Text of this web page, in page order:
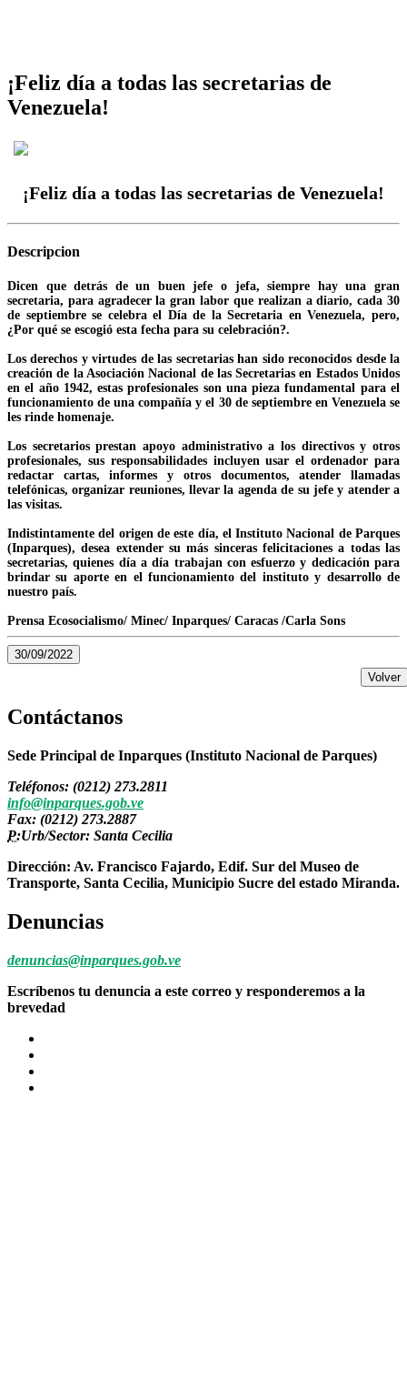
¡Feliz día a todas las secretarias de
Venezuela!
¡Feliz día a todas las secretarias de Venezuela!
Descripcion
Dicen que detrás de un buen jefe o jefa, siempre hay una gran
secretaria, para agradecer la gran labor que realizan a diario, cada 30
de septiembre se celebra el Día de la Secretaria en Venezuela, pero,
¿Por qué se escogió esta fecha para su celebración?.
Los derechos y virtudes de las secretarias han sido reconocidos desde la
creación de la Asociación Nacional de las Secretarias en Estados Unidos
en el año 1942, estas profesionales son una pieza fundamental para el
funcionamiento de una compañía y el 30 de septiembre en Venezuela se
les rinde homenaje.
Los secretarios prestan apoyo administrativo a los directivos y otros
profesionales, sus responsabilidades incluyen usar el ordenador para
redactar cartas, informes y otros documentos, atender llamadas
telefónicas, organizar reuniones, llevar la agenda de su jefe y atender a
las visitas.
Indistintamente del origen de este día, el Instituto Nacional de Parques
(Inparques), desea extender su más sinceras felicitaciones a todas las
secretarias, quienes día a día trabajan con esfuerzo y dedicación para
brindar su aporte en el funcionamiento del instituto y desarrollo de
nuestro país.
Prensa Ecosocialismo/ Minec/ Inparques/ Caracas /Carla Sons
30/09/2022
Volver
Contáctanos
Sede Principal de Inparques (Instituto Nacional de Parques)
Teléfonos: (0212) 273.2811
info@inparques.gob.ve
Fax: (0212) 273.2887
P:Urb/Sector: Santa Cecilia
Dirección: Av. Francisco Fajardo, Edif. Sur del Museo de
Transporte, Santa Cecilia, Municipio Sucre del estado Miranda.
Denuncias
denuncias@inparques.gob.ve
Escríbenos tu denuncia a este correo y responderemos a la
brevedad